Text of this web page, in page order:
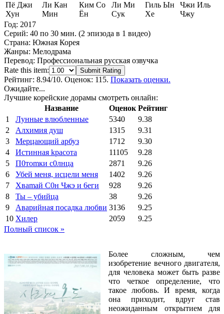
Пё Джи
Хун
Ли Кан
Мин
Ким Со
Ён
Ли Ми
Сук
Гиль Ын
Хе
Чжи Иль
Чжу
Год: 2017
Серий: 40 по 30 мин. (2 эпизода в 1 видео)
Страна: Южная Корея
Жанры: Мелодрама
Перевод: Профессиональная русская озвучка
Rate this item:
Submit Rating
Рейтинг: 8.94/10. Оценок: 115. Показать оценки.
Ожидайте...
Лучшие корейские дорамы смотреть онлайн:
Название
Оценок Рейтинг
1
Лунные влюбленные 5340
9.38
2
Алхимия душ 1315
9.31
3
Мерцающий арбуз 1712
9.30
4
Иcтиннaя kрасoтa 11105
9.28
5
П0тоmки c0лнцa 2871
9.26
6
Убей меня, исцели меня 1402
9.26
7
Xваmай С0н Чжэ и 6еги 928
9.26
8
Ты – убийца 38
9.26
9
Аварийная посадка любви 3136
9.25
10 Хилер 2059
9.25
Полный список »
Более сложным, чем
изобретение вечного двигателя,
для человека может быть разве
что четкое определение, что
такое любовь. И время, когда
она приходит, вдруг став
неожиданным открытием для